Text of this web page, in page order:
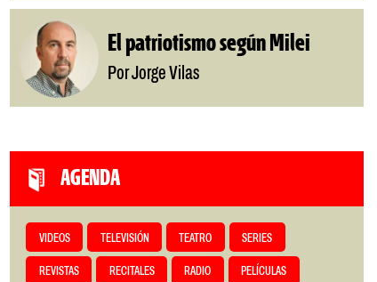
El patriotismo según Milei
Por Jorge Vilas
AGENDA
VIDEOS TELEVISIÓN TEATRO SERIES
REVISTAS RECITALES RADIO PELÍCULAS